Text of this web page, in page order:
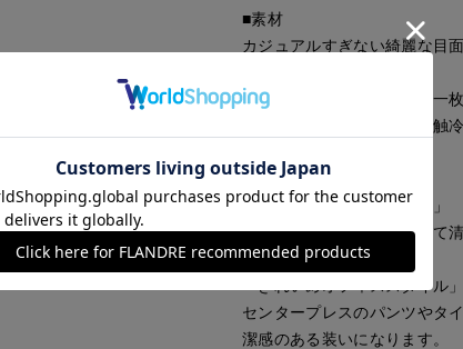
■素材
カジュアルすぎない綺麗な目
体のラインを拾いにくく、一
触れるとひんやり感じる接触
■コーディネート例
「リラクシーなワントーン」
ホワイトのボトムと合わせて
「きれいめオフィススタイル」
センタープレスのパンツやタ
潔感のある装いになります。